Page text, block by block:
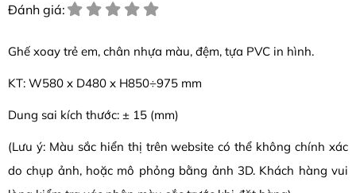
Đánh giá:
Ghế xoay trẻ em, chân nhựa màu, đệm, tựa PVC in hình.
KT: W580 x D480 x H850÷975 mm
Dung sai kích thước: ± 15 (mm)
(Lưu ý: Màu sắc hiển thị trên website có thể không chính xác
do chụp ảnh, hoặc mô phỏng bằng ảnh 3D. Khách hàng vui